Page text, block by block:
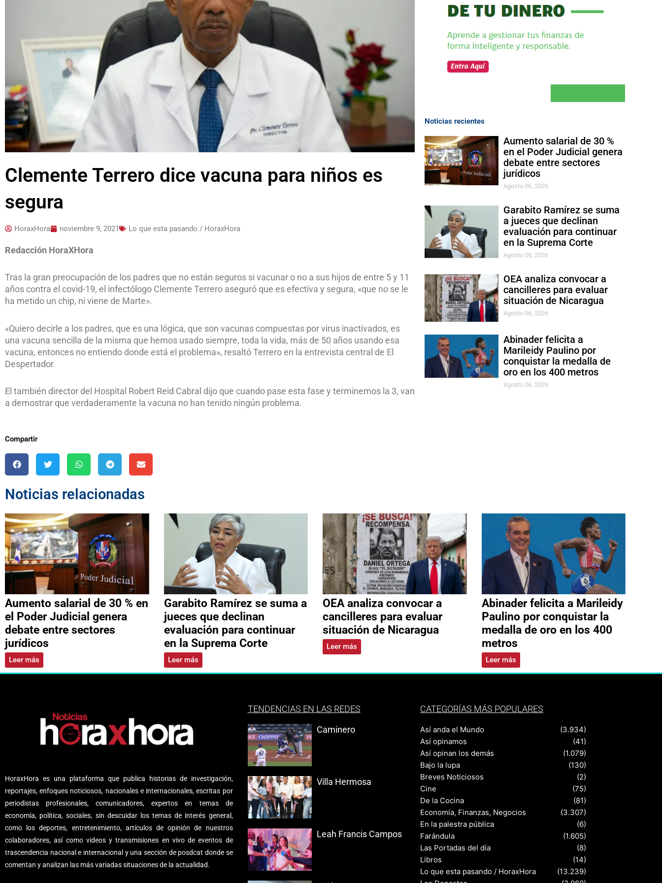
Clemente Terrero dice vacuna para niños es
segura
HoraxHora noviembre 9, 2021 Lo que esta pasando / HoraxHora
Redacción HoraXHora
Tras la gran preocupación de los padres que no están seguros si vacunar o no a sus hijos de entre 5 y 11
años contra el covid-19, el infectólogo Clemente Terrero aseguró que es efectiva y segura, «que no se le
ha metido un chip, ni viene de Marte».
«Quiero decirle a los padres, que es una lógica, que son vacunas compuestas por virus inactivados, es
una vacuna sencilla de la misma que hemos usado siempre, toda la vida, más de 50 años usando esa
vacuna, entonces no entiendo donde está el problema», resaltó Terrero en la entrevista central de El
Despertador.
El también director del Hospital Robert Reid Cabral dijo que cuando pase esta fase y terminemos la 3, van
a demostrar que verdaderamente la vacuna no han tenido ningún problema.
Compartir
Noticias recientes
Aumento salarial de 30 %
en el Poder Judicial genera
debate entre sectores
jurídicos
Agosto 06, 2026
Garabito Ramírez se suma
a jueces que declinan
evaluación para continuar
en la Suprema Corte
Agosto 06, 2026
OEA analiza convocar a
cancilleres para evaluar
situación de Nicaragua
Agosto 06, 2026
Abinader felicita a
Marileidy Paulino por
conquistar la medalla de
oro en los 400 metros
Agosto 06, 2026
Noticias relacionadas
Aumento salarial de 30 % en
el Poder Judicial genera
debate entre sectores
jurídicos
Leer más
Garabito Ramírez se suma a
jueces que declinan
evaluación para continuar
en la Suprema Corte
Leer más
OEA analiza convocar a
cancilleres para evaluar
situación de Nicaragua
Leer más
Abinader felicita a Marileidy
Paulino por conquistar la
medalla de oro en los 400
metros
Leer más
HoraxHora es una plataforma que publica historias de investigación,
reportajes, enfoques noticiosos, nacionales e internacionales, escritas por
periodistas profesionales, comunicadores, expertos en temas de
economía, política, sociales, sin descuidar los temas de interés general,
como los deportes, entretenimiento, artículos de opinión de nuestros
colaboradores, así como videos y transmisiones en vivo de eventos de
trascendencia nacional e internacional y una sección de posdcat donde se
comentan y analizan las más variadas situaciones de la actualidad.
TENDENCIAS EN LAS REDES
Caminero
Villa Hermosa
Leah Francis Campos
CATEGORÍAS MÁS POPULARES
Así anda el Mundo
(3.934)
Así opinamos
(41)
Así opinan los demás
(1.079)
Bajo la lupa
(130)
Breves Noticiosos
(2)
Cine
(75)
De la Cocina
(81)
Economía, Finanzas, Negocios
(3.307)
En la palestra pública
(6)
Farándula
(1.605)
Las Portadas del día
(8)
Libros
(14)
Lo que esta pasando / HoraxHora
(13.239)